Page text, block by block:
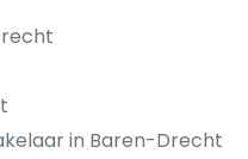
in Baren-Drecht